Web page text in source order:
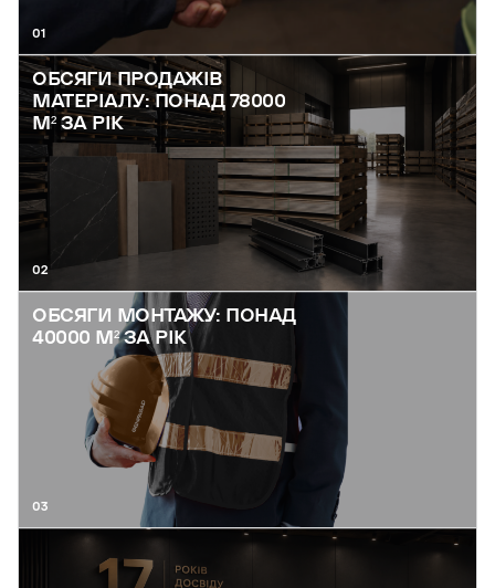
01
ОБСЯГИ ПРОДАЖІВ
МАТЕРІАЛУ: ПОНАД 78000
М² ЗА РІК
02
ОБСЯГИ МОНТАЖУ: ПОНАД
40000 М² ЗА РІК
03